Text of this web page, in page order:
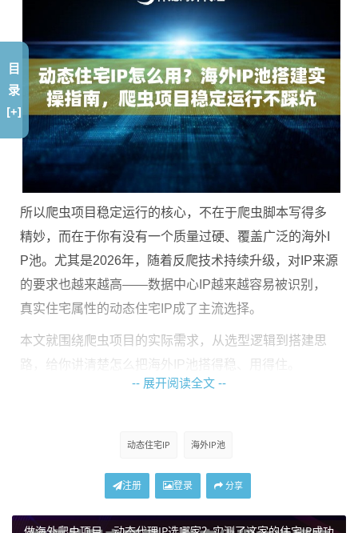
所以爬虫项目稳定运行的核心，不在于爬虫脚本写得多
精妙，而在于你有没有一个质量过硬、覆盖广泛的海外I
P池。尤其是2026年，随着反爬技术持续升级，对IP来源
的要求也越来越高——数据中心IP越来越容易被识别，
真实住宅属性的动态住宅IP成了主流选择。
本文就围绕爬虫项目的实际需求，从选型逻辑到搭建思
路，给你讲清楚怎么把海外IP池搭得稳、用得住。
IP代理不是买了就能用，得先对照自己的业务场景做判
断。用错了类型，不仅浪费钱，项目跑起来还是一塌糊
-- 展开阅读全文 --
动态住宅IP 海外IP池
注册 登录 分享
目
录
[+]